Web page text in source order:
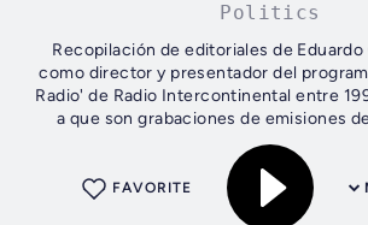
Politics
Recopilación de editoriales de
como director y presentador del
Radio' de Radio Intercontinental entre
a que son grabaciones de emisiones
magnetofónica, la calidad
FAVORITE